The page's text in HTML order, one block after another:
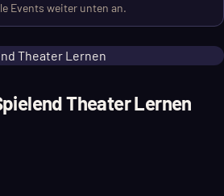
Events weiter unten an.
Theater Lernen